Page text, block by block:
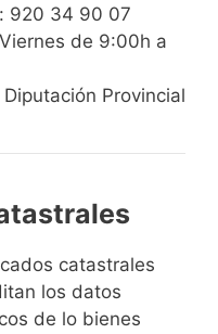
920 34 90 07
de 9:00h a
Provincial
catastrales
los datos
de lo bienes